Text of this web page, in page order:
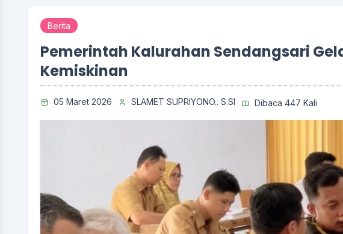
Berita
Pemerintah Kalurahan Sendangsari
Kemiskinan
05 Maret 2026 SLAMET SUPRIYONO.. S.SI Dibaca 447 Kali